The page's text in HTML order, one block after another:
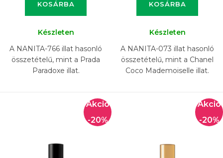
KOSÁRBA
Készleten
A NANITA-766 illat hasonló
összetételű, mint a Prada
Paradoxe illat.
KOSÁRBA
Készleten
A NANITA-073 illat hasonló
összetételű, mint a Chanel
Coco Mademoiselle illat.
-20% -20%